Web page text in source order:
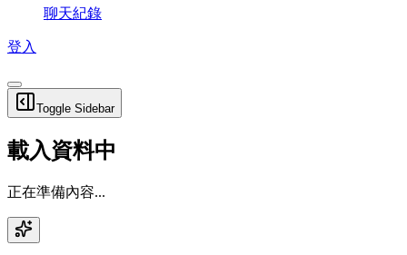
聊天紀錄
登入
Toggle Sidebar
載入資料中
正在準備內容...